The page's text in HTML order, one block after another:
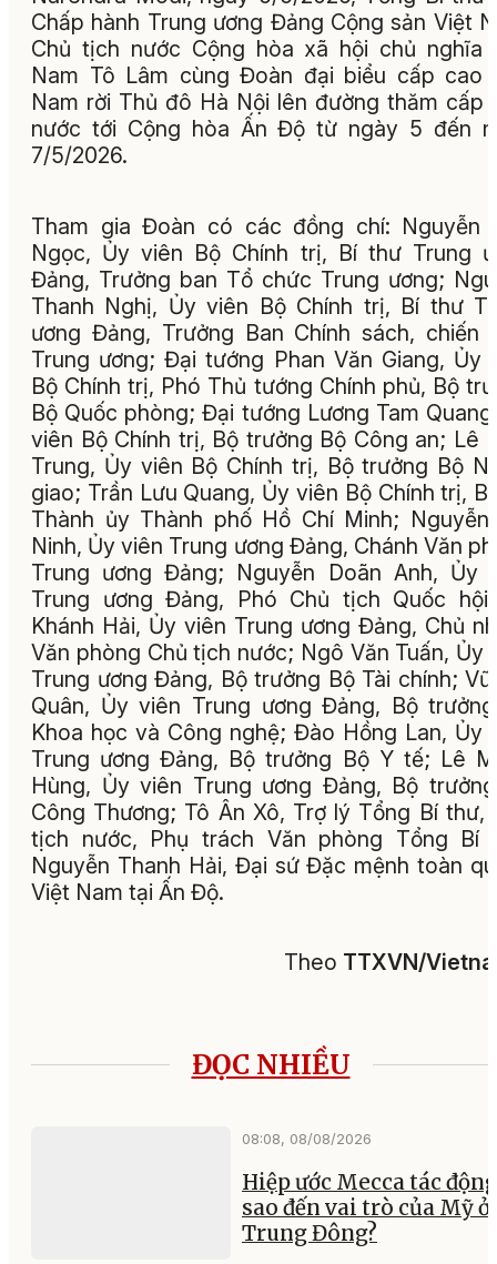
Chấp hành Trung ương Đảng Cộng sản Việt
Chủ tịch nước Cộng hòa xã hội chủ nghĩa
Nam Tô Lâm cùng Đoàn đại biểu cấp cao
Nam rời Thủ đô Hà Nội lên đường thăm cấp
nước tới Cộng hòa Ấn Độ từ ngày 5 đến
7/5/2026.
Tham gia Đoàn có các đồng chí: Nguyễn
Ngọc, Ủy viên Bộ Chính trị, Bí thư Trung
Đảng, Trưởng ban Tổ chức Trung ương;
Thanh Nghị, Ủy viên Bộ Chính trị, Bí thư
ương Đảng, Trưởng Ban Chính sách, chiến
Trung ương; Đại tướng Phan Văn Giang, Ủy
Bộ Chính trị, Phó Thủ tướng Chính phủ, Bộ
Bộ Quốc phòng; Đại tướng Lương Tam
viên Bộ Chính trị, Bộ trưởng Bộ Công an; Lê
Trung, Ủy viên Bộ Chính trị, Bộ trưởng Bộ
giao; Trần Lưu Quang, Ủy viên Bộ Chính trị,
Thành ủy Thành phố Hồ Chí Minh; Nguyễn
Ninh, Ủy viên Trung ương Đảng, Chánh Văn
Trung ương Đảng; Nguyễn Doãn Anh, Ủy
Trung ương Đảng, Phó Chủ tịch Quốc
Khánh Hải, Ủy viên Trung ương Đảng, Chủ
Văn phòng Chủ tịch nước; Ngô Văn Tuấn, Ủy
Trung ương Đảng, Bộ trưởng Bộ Tài chính;
Quân, Ủy viên Trung ương Đảng, Bộ
Khoa học và Công nghệ; Đào Hồng Lan, Ủy
Trung ương Đảng, Bộ trưởng Bộ Y tế; Lê
Hùng, Ủy viên Trung ương Đảng, Bộ
Công Thương; Tô Ân Xô, Trợ lý Tổng Bí thư,
tịch nước, Phụ trách Văn phòng Tổng Bí
Nguyễn Thanh Hải, Đại sứ Đặc mệnh toàn
Việt Nam tại Ấn Độ.
Theo TTXVN/
ĐỌC NHIỀU
08:08, 08/08/2026
Hiệp ước Mecca tác
sao đến vai trò của Mỹ ở
Trung Đông?